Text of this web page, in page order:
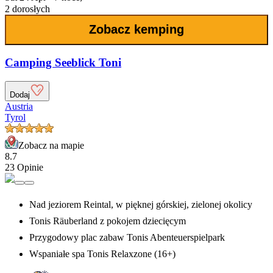
2 dorosłych
Zobacz kemping
Camping Seeblick Toni
Dodaj
Austria
Tyrol
Zobacz na mapie
8.7
23 Opinie
Nad jeziorem Reintal, w pięknej górskiej, zielonej okolicy
Tonis Räuberland z pokojem dziecięcym
Przygodowy plac zabaw Tonis Abenteuerspielpark
Wspaniałe spa Tonis Relaxzone (16+)